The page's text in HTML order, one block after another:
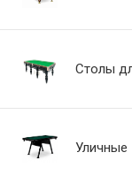
Столы
Уличные